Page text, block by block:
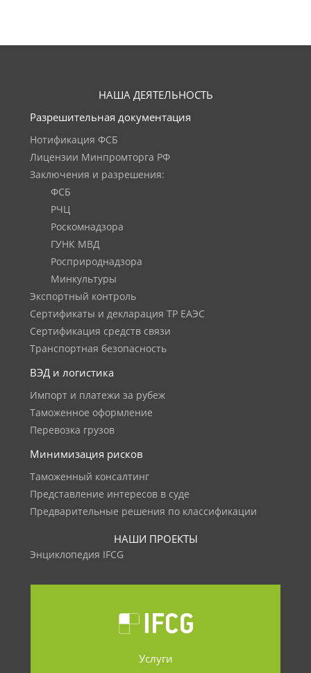
НАША ДЕЯТЕЛЬНОСТЬ
Разрешительная документация
Нотификация ФСБ
Лицензии Минпромторга РФ
Заключения и разрешения:
ФСБ
РЧЦ
Роскомнадзора
ГУНК МВД
Росприроднадзора
Минкультуры
Экспортный контроль
Сертификаты и декларация ТР ЕАЭС
Сертификация средств связи
Транспортная безопасность
ВЭД и логистика
Импорт и платежи за рубеж
Таможенное оформление
Перевозка грузов
Минимизация рисков
Таможенный консалтинг
Представление интересов в суде
Предварительные решения по классификации
НАШИ ПРОЕКТЫ
Энциклопедия IFCG
Услуги